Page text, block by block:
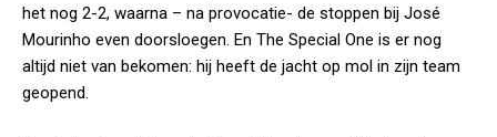
het nog 2-2, waarna – na provocatie- de stoppen bij José
Mourinho even doorsloegen. En The Special One is er nog
altijd niet van bekomen: hij heeft de jacht op mol in zijn team
geopend.